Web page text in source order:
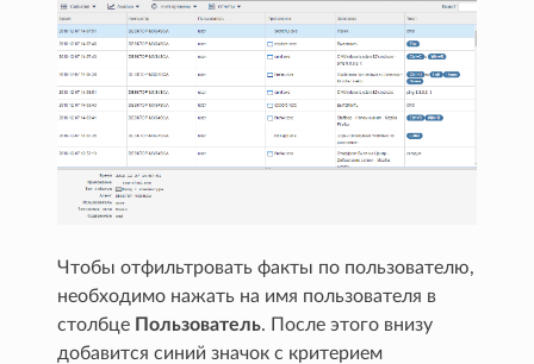
Чтобы отфильтровать факты по пользователю,
необходимо нажать на имя пользователя в
столбце Пользователь. После этого внизу
добавится синий значок с критерием